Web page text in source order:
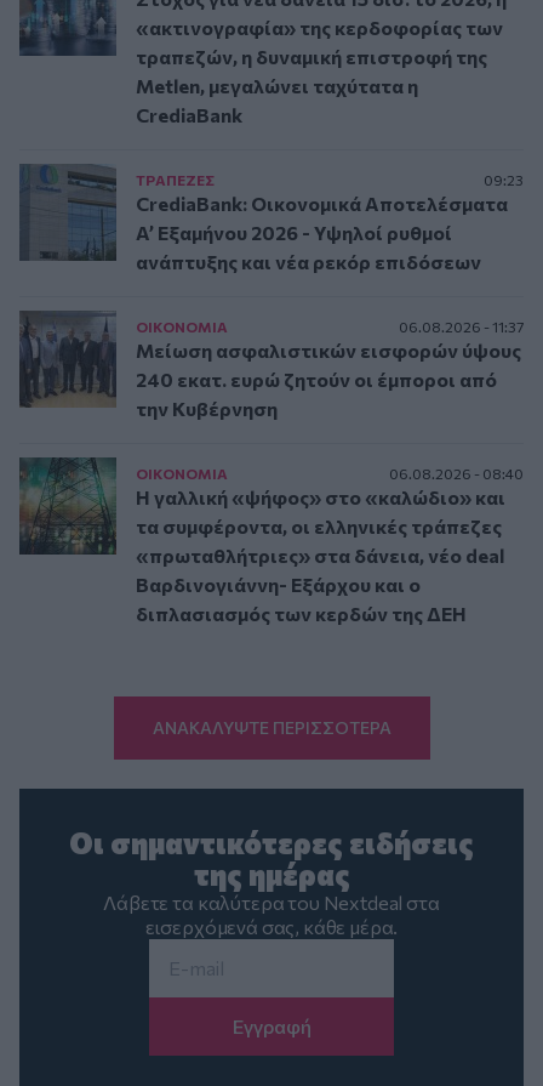
«ακτινογραφία» της κερδοφορίας των
τραπεζών, η δυναμική επιστροφή της
Metlen, μεγαλώνει ταχύτατα η
CrediaBank
ΤΡAΠΕΖΕΣ 09:23
CrediaBank: Οικονομικά Αποτελέσματα
A’ Εξαμήνου 2026 - Υψηλοί ρυθμοί
ανάπτυξης και νέα ρεκόρ επιδόσεων
ΟΙΚΟΝΟΜΙΑ 06.08.2026 - 11:37
Μείωση ασφαλιστικών εισφορών ύψους
240 εκατ. ευρώ ζητούν οι έμποροι από
την Κυβέρνηση
ΟΙΚΟΝΟΜΙΑ 06.08.2026 - 08:40
Η γαλλική «ψήφος» στο «καλώδιο» και
τα συμφέροντα, οι ελληνικές τράπεζες
«πρωταθλήτριες» στα δάνεια, νέο deal
Βαρδινογιάννη- Εξάρχου και ο
διπλασιασμός των κερδών της ΔΕΗ
ΑΝΑΚΑΛΥΨΤΕ ΠΕΡΙΣΣΟΤΕΡΑ
Οι σημαντικότερες ειδήσεις
της ημέρας
Λάβετε τα καλύτερα του Nextdeal στα
εισερχόμενά σας, κάθε μέρα.